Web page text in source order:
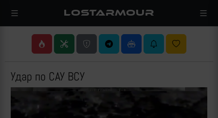
LOSTARMOUR
Удар по САУ ВСУ